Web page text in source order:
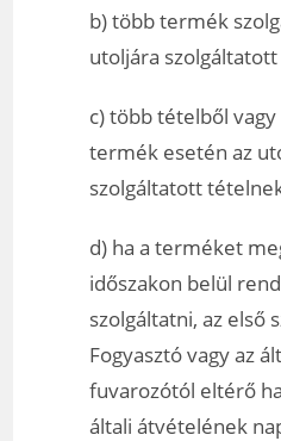
b) több termék
utoljára
c) több tételből
termék esetén az
szolgáltatott
d) ha a terméket
időszakon belül
szolgáltatni, az első
Fogyasztó vagy az
fuvarozótól eltérő
általi átvételének